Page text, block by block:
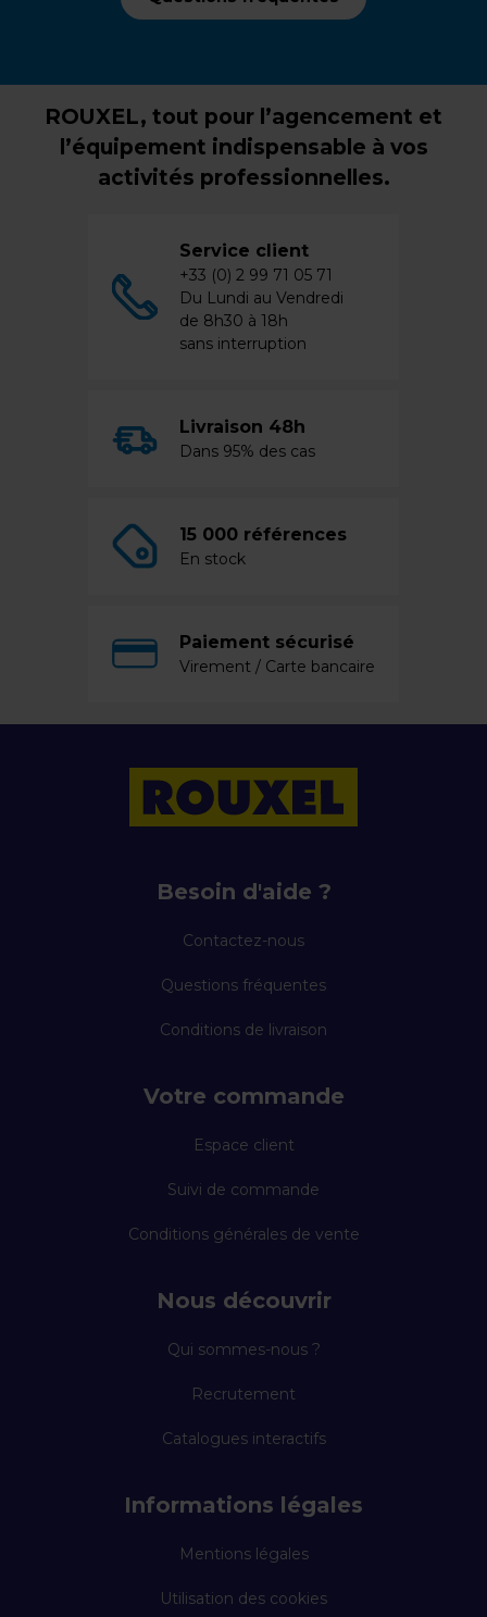
ROUXEL, tout pour l’agencement et
l’équipement indispensable à vos
activités professionnelles.
Service client
+33 (0) 2 99 71 05 71
Du Lundi au Vendredi
de 8h30 à 18h
sans interruption
Livraison 48h
Dans 95% des cas
15 000 références
En stock
Paiement sécurisé
Virement / Carte bancaire
Besoin d'aide ?
Contactez-nous
Questions fréquentes
Conditions de livraison
Votre commande
Espace client
Suivi de commande
Conditions générales de vente
Nous découvrir
Qui sommes-nous ?
Recrutement
Catalogues interactifs
Informations légales
Mentions légales
Utilisation des cookies